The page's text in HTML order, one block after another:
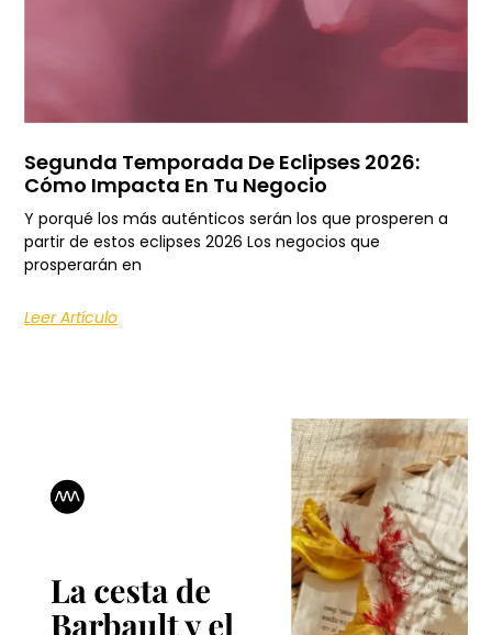
Segunda Temporada De Eclipses 2026:
Cómo Impacta En Tu Negocio
Y porqué los más auténticos serán los que prosperen a
partir de estos eclipses 2026 Los negocios que
prosperarán en
Leer Artículo